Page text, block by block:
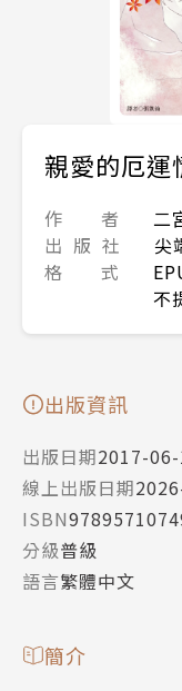
親愛的厄運
作 者
二
出 版 社
尖
格 式
不
出版資訊
出版日期2017-
線上出版日期
ISBN
分級普級
語言繁體中文
簡介